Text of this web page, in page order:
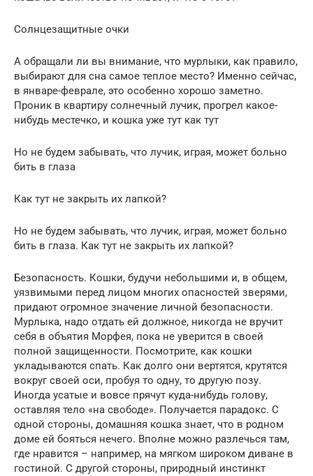
Солнцезащитные очки
А обращали ли вы внимание, что мурлыки, как правило,
выбирают для сна самое теплое место? Именно сейчас,
в январе-феврале, это особенно хорошо заметно.
Проник в квартиру солнечный лучик, прогрел какое-
нибудь местечко, и кошка уже тут как тут
Но не будем забывать, что лучик, играя, может больно
бить в глаза
Как тут не закрыть их лапкой?
Но не будем забывать, что лучик, играя, может больно
бить в глаза. Как тут не закрыть их лапкой?
Безопасность. Кошки, будучи небольшими и, в общем,
уязвимыми перед лицом многих опасностей зверями,
придают огромное значение личной безопасности.
Мурлыка, надо отдать ей должное, никогда не вручит
себя в объятия Морфея, пока не уверится в своей
полной защищенности. Посмотрите, как кошки
укладываются спать. Как долго они вертятся, крутятся
вокруг своей оси, пробуя то одну, то другую позу.
Иногда усатые и вовсе прячут куда-нибудь голову,
оставляя тело «на свободе». Получается парадокс. С
одной стороны, домашняя кошка знает, что в родном
доме ей бояться нечего. Вполне можно разлечься там,
где нравится – например, на мягком широком диване в
гостиной. С другой стороны, природный инстинкт